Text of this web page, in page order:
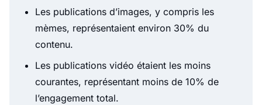
Les publications d’images, y compris les
mèmes, représentaient environ 30% du
contenu.
Les publications vidéo étaient les moins
courantes, représentant moins de 10% de
l’engagement total.